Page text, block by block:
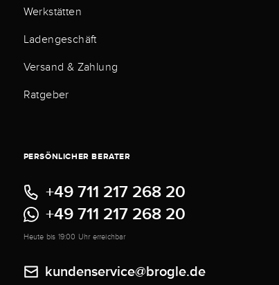
Werkstätten
Ladengeschäft
Versand & Zahlung
Ratgeber
PERSÖNLICHER BERATER
+49 711 217 268 20
+49 711 217 268 20
Heute bis 19:00 Uhr erreichbar
kundenservice@brogle.de